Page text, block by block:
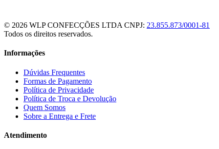
© 2026 WLP CONFECÇÕES LTDA CNPJ: 23.855.873/0001-81
Todos os direitos reservados.
Informações
Dúvidas Frequentes
Formas de Pagamento
Política de Privacidade
Política de Troca e Devolução
Quem Somos
Sobre a Entrega e Frete
Atendimento